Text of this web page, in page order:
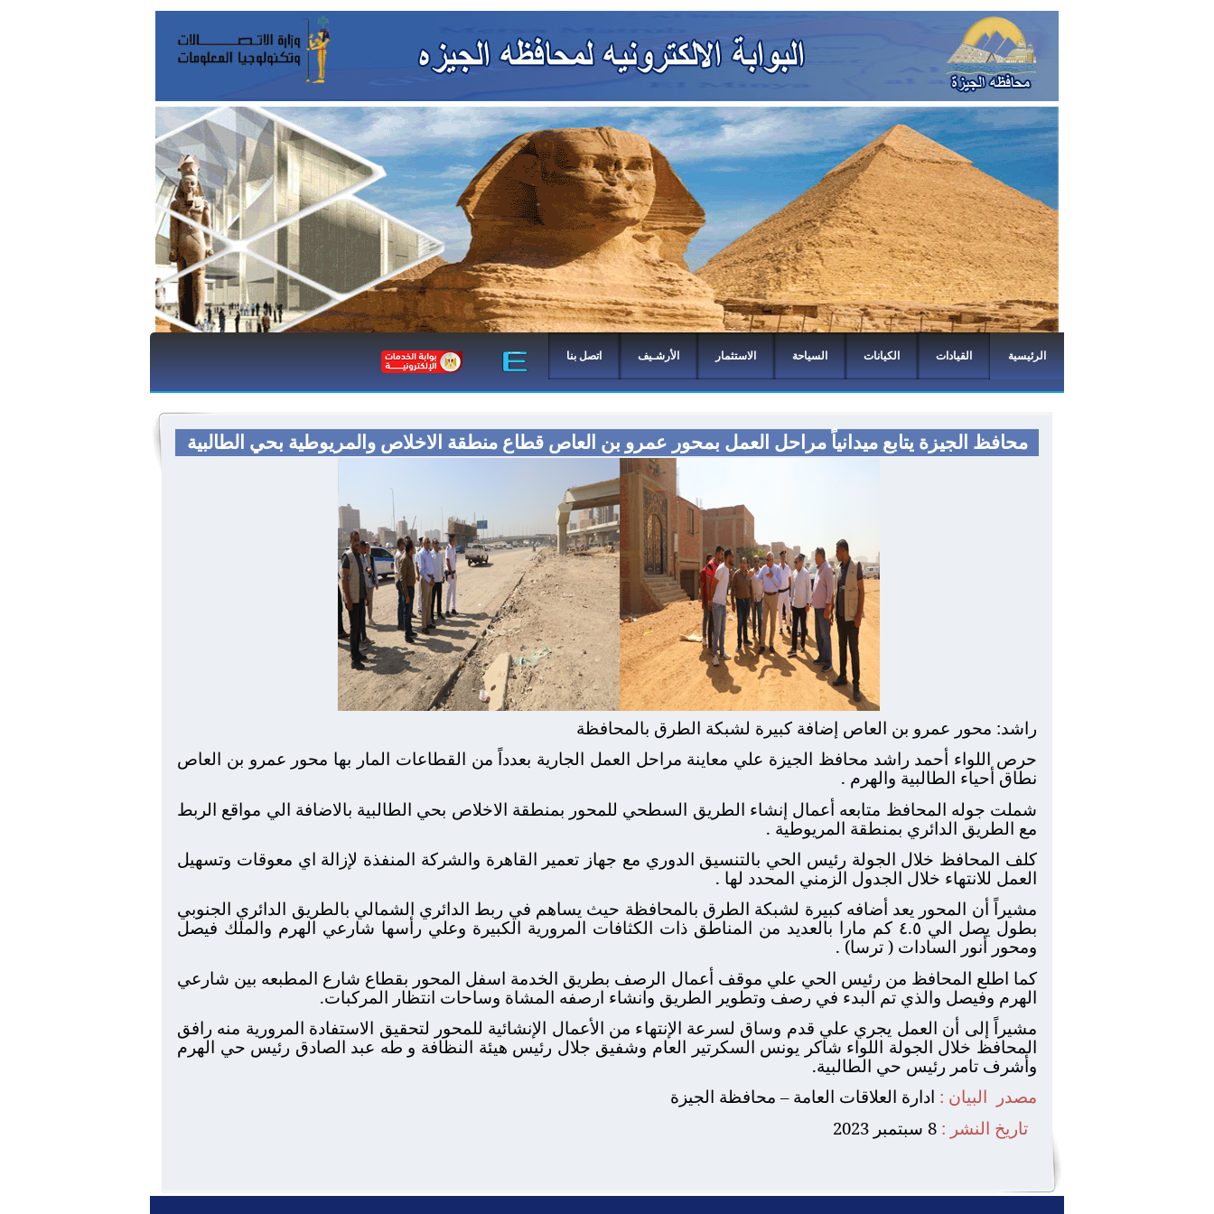
الرئيسية القيادات الكيانات السياحة الاستثمار الأرشـيف اتصل بنا
محافظ الجيزة يتابع ميدانياً مراحل العمل بمحور عمرو بن العاص قطاع منطقة الاخلاص والمريوطية بحي الطالبية
راشد: محور عمرو بن العاص إضافة كبيرة لشبكة الطرق بالمحافظة
حرص اللواء أحمد راشد محافظ الجيزة علي معاينة مراحل العمل الجارية بعدداً من القطاعات المار بها محور عمرو بن العاص
نطاق أحياء الطالبية والهرم .
شملت جوله المحافظ متابعه أعمال إنشاء الطريق السطحي للمحور بمنطقة الاخلاص بحي الطالبية بالاضافة الي مواقع الربط
مع الطريق الدائري بمنطقة المريوطية .
كلف المحافظ خلال الجولة رئيس الحي بالتنسيق الدوري مع جهاز تعمير القاهرة والشركة المنفذة لإزالة اي معوقات وتسهيل
العمل للانتهاء خلال الجدول الزمني المحدد لها .
مشيراً أن المحور يعد أضافه كبيرة لشبكة الطرق بالمحافظة حيث يساهم في ربط الدائري الشمالي بالطريق الدائري الجنوبي
بطول يصل الي ٤.٥ كم مارا بالعديد من المناطق ذات الكثافات المرورية الكبيرة وعلي رأسها شارعي الهرم والملك فيصل
ومحور أنور السادات ( ترسا) .
كما اطلع المحافظ من رئيس الحي علي موقف أعمال الرصف بطريق الخدمة اسفل المحور بقطاع شارع المطبعه بين شارعي
الهرم وفيصل والذي تم البدء في رصف وتطوير الطريق وانشاء ارصفه المشاة وساحات انتظار المركبات.
مشيراً إلى أن العمل يجري علي قدم وساق لسرعة الإنتهاء من الأعمال الإنشائية للمحور لتحقيق الاستفادة المرورية منه رافق
المحافظ خلال الجولة اللواء شاكر يونس السكرتير العام وشفيق جلال رئيس هيئة النظافة و طه عبد الصادق رئيس حي الهرم
وأشرف تامر رئيس حي الطالبية.
مصدر
البيان : ادارة العلاقات العامة – محافظة الجيزة
تاريخ النشر : 8 سبتمبر 2023